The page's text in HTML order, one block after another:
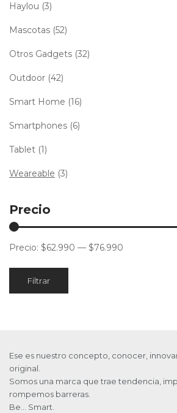
Haylou (3)
Mascotas (52)
Otros Gadgets (32)
Outdoor (42)
Smart Home (16)
Smartphones (6)
Tablet (1)
Weareable (3)
Precio
Filtrar
Precio: $62.990 — $76.990
Ese es nuestro concepto, conocer,
original.
Somos una marca que trae tendencia,
rompemos barreras.
Be… Smart.